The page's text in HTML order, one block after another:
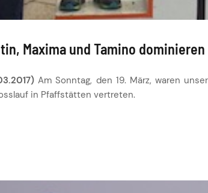
Maxima und Tamino
Am Sonntag, den 19. März, waren
in Pfaffstätten vertreten.